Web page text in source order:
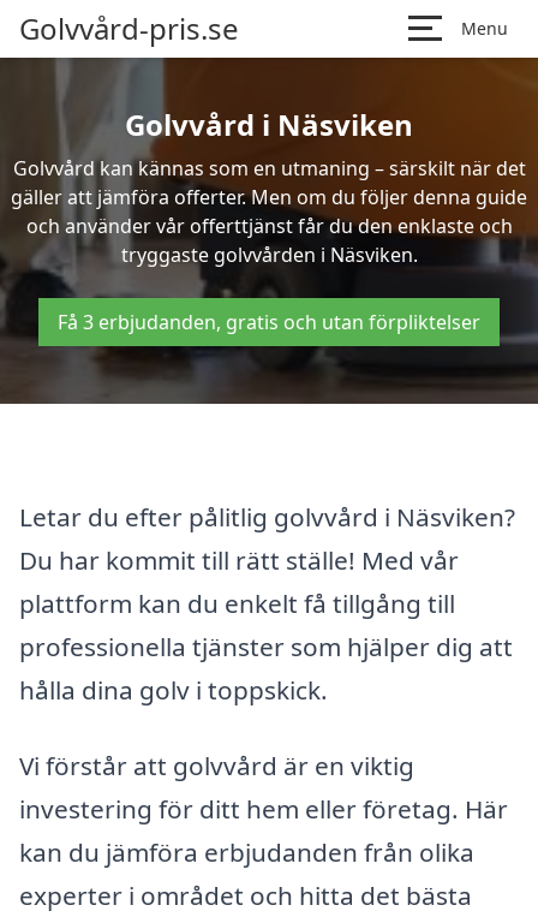
Golvvård-pris.se Menu
Golvvård i Näsviken
Golvvård kan kännas som en utmaning – särskilt när det
gäller att jämföra offerter. Men om du följer denna guide
och använder vår offerttjänst får du den enklaste och
tryggaste golvvården i Näsviken.
Få 3 erbjudanden, gratis och utan förpliktelser
Letar du efter pålitlig golvvård i Näsviken?
Du har kommit till rätt ställe! Med vår
plattform kan du enkelt få tillgång till
professionella tjänster som hjälper dig att
hålla dina golv i toppskick.
Vi förstår att golvvård är en viktig
investering för ditt hem eller företag. Här
kan du jämföra erbjudanden från olika
experter i området och hitta det bästa